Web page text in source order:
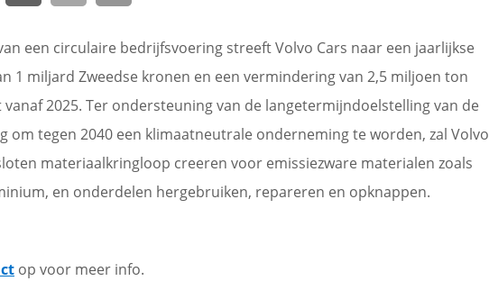
een circulaire bedrijfsvoering streeft Volvo Cars naar een jaarlijkse
1 miljard Zweedse kronen en een vermindering van 2,5 miljoen ton
vanaf 2025. Ter ondersteuning van de langetermijndoelstelling van de
om tegen 2040 een klimaatneutrale onderneming te worden, zal Volvo
materiaalkringloop creeren voor emissiezware materialen zoals
en onderdelen hergebruiken, repareren en opknappen.
op voor meer info.